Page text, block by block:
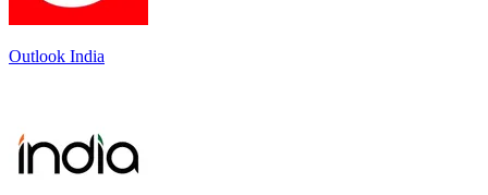
Outlook India